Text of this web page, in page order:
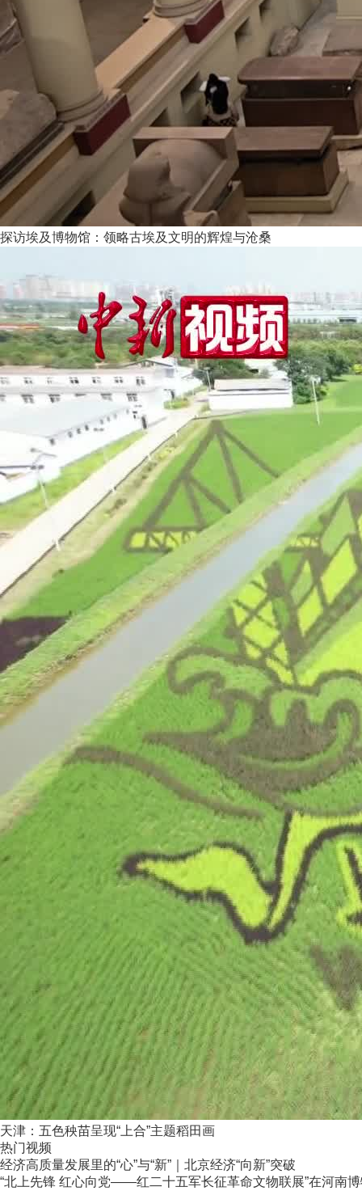
探访埃及博物馆：领略古埃及文明的辉煌与沧桑
天津：五色秧苗呈现“上合”主题稻田画
热门视频
经济高质量发展里的“心”与“新”｜北京经济“向新”突破
“北上先锋 红心向党——红二十五军长征革命文物联展”在河南